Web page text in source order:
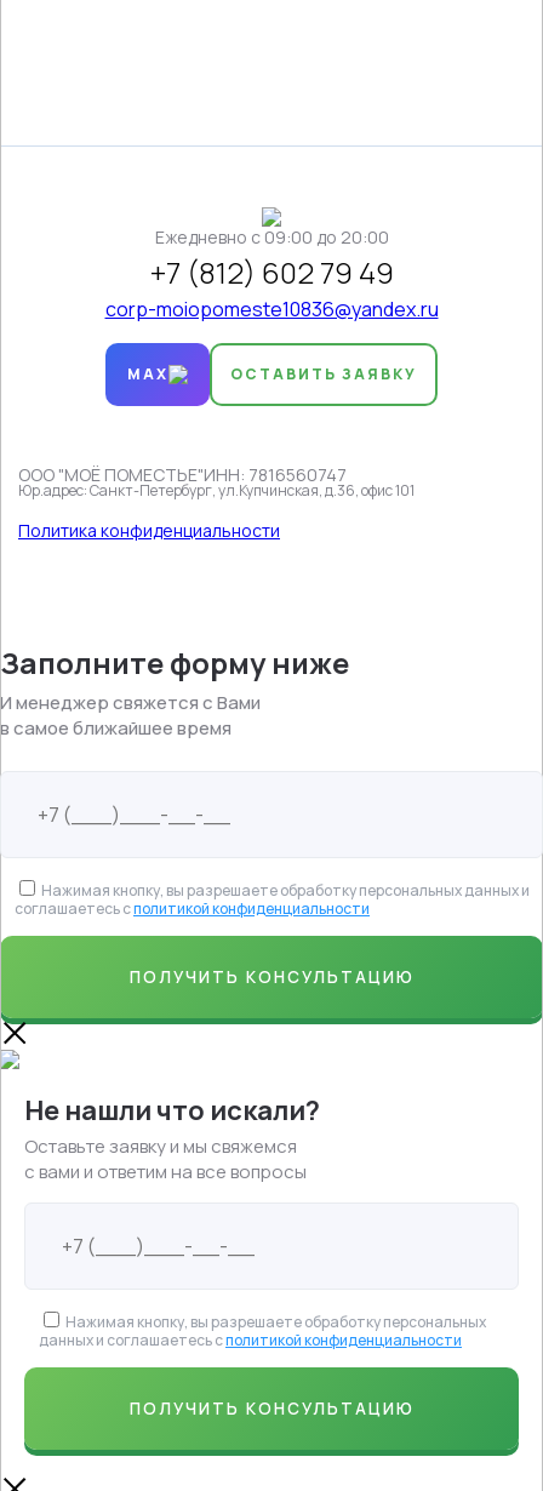
Ежедневно c 09:00 до 20:00
+7 (812) 602 79 49
corp-moiopomeste10836@yandex.ru
MAX ОСТАВИТЬ ЗАЯВКУ
ООО "МОЁ ПОМЕСТЬЕ"ИНН: 7816560747
Юр.адрес: Санкт-Петербург, ул.Купчинская, д.36, офис 101
Политика конфиденциальности
Заполните форму ниже
И менеджер свяжется с Вами
в самое ближайшее время
Нажимая кнопку, вы разрешаете обработку персональных данных и
соглашаетесь сполитикой конфиденциальности
Не нашли что искали?
Оставьте заявку и мы свяжемся
с вами и ответим на все вопросы
Нажимая кнопку, вы разрешаете обработку персональных
данных и соглашаетесь сполитикой конфиденциальности